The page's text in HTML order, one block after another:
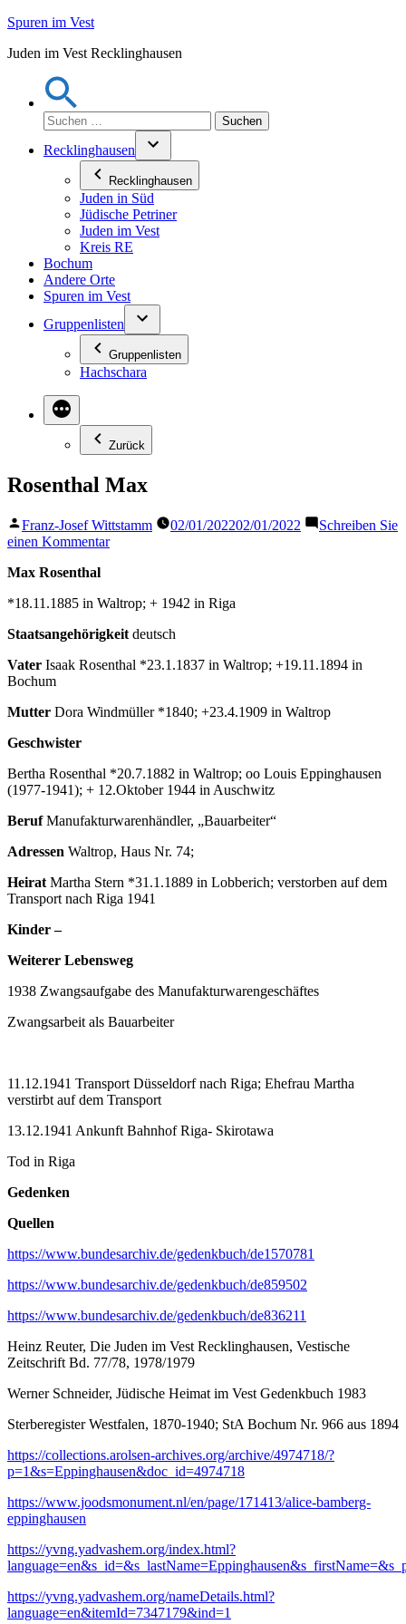
Zum
springen
Spuren im Vest
Juden im Vest Recklinghausen
Suchen
nach:
Recklinghausen
Recklinghausen
Juden in Süd
Jüdische Petriner
Juden im Vest
Kreis RE
Bochum
Andere Orte
Spuren im Vest
Gruppenlisten
Gruppenlisten
Hachschara
Zurück
Rosenthal Max
Veröffentlicht
von
Franz-Josef Wittstamm 02/01/202202/01/2022
Schreiben Sie
einen Kommentarzu
Max Rosenthal
*18.11.1885 in Waltrop; + 1942 in Riga
Staatsangehörigkeit deutsch
Vater Isaak Rosenthal *23.1.1837 in Waltrop; +19.11.1894 in
Bochum
Mutter Dora Windmüller *1840; +23.4.1909 in Waltrop
Geschwister
Bertha Rosenthal *20.7.1882 in Waltrop; oo Louis Eppinghausen
(1977-1941); + 12.Oktober 1944 in Auschwitz
BerufManufakturwarenhändler, „Bauarbeiter“
Adressen Waltrop, Haus Nr. 74;
Heirat Martha Stern *31.1.1889 in Lobberich; verstorben auf dem
Transport nach Riga 1941
Kinder –
Weiterer Lebensweg
1938 Zwangsaufgabe des Manufakturwarengeschäftes
Zwangsarbeit als Bauarbeiter
11.12.1941 Transport Düsseldorf nach Riga; Ehefrau Martha
verstirbt auf dem Transport
13.12.1941 Ankunft Bahnhof Riga- Skirotawa
Tod in Riga
Gedenken
Quellen
https://www.bundesarchiv.de/gedenkbuch/de1570781
https://www.bundesarchiv.de/gedenkbuch/de859502
https://www.bundesarchiv.de/gedenkbuch/de836211
Heinz Reuter, Die Juden im Vest Recklinghausen, Vestische
Zeitschrift Bd. 77/78, 1978/1979
Werner Schneider, Jüdische Heimat im Vest Gedenkbuch 1983
Sterberegister Westfalen, 1870-1940; StA Bochum Nr. 966 aus 1894
https://collections.arolsen-archives.org/archive/4974718/?
p=1&s=Eppinghausen&doc_id=4974718
https://www.joodsmonument.nl/en/page/171413/alice-bamberg-
eppinghausen
https://yvng.yadvashem.org/index.html?
https://yvng.yadvashem.org/nameDetails.html?
language=en&itemId=7347179&ind=1